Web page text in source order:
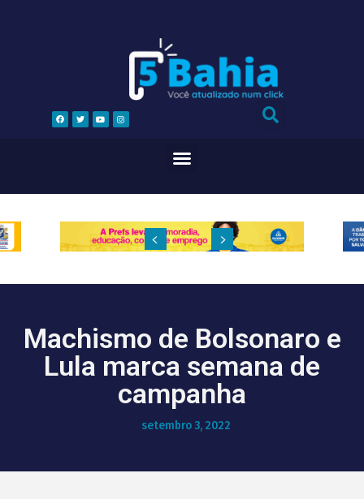
Machismo de Bolsonaro e
Lula marca semana de
campanha
setembro 3, 2022